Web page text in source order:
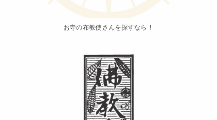
お寺の布教使さんを探すなら！